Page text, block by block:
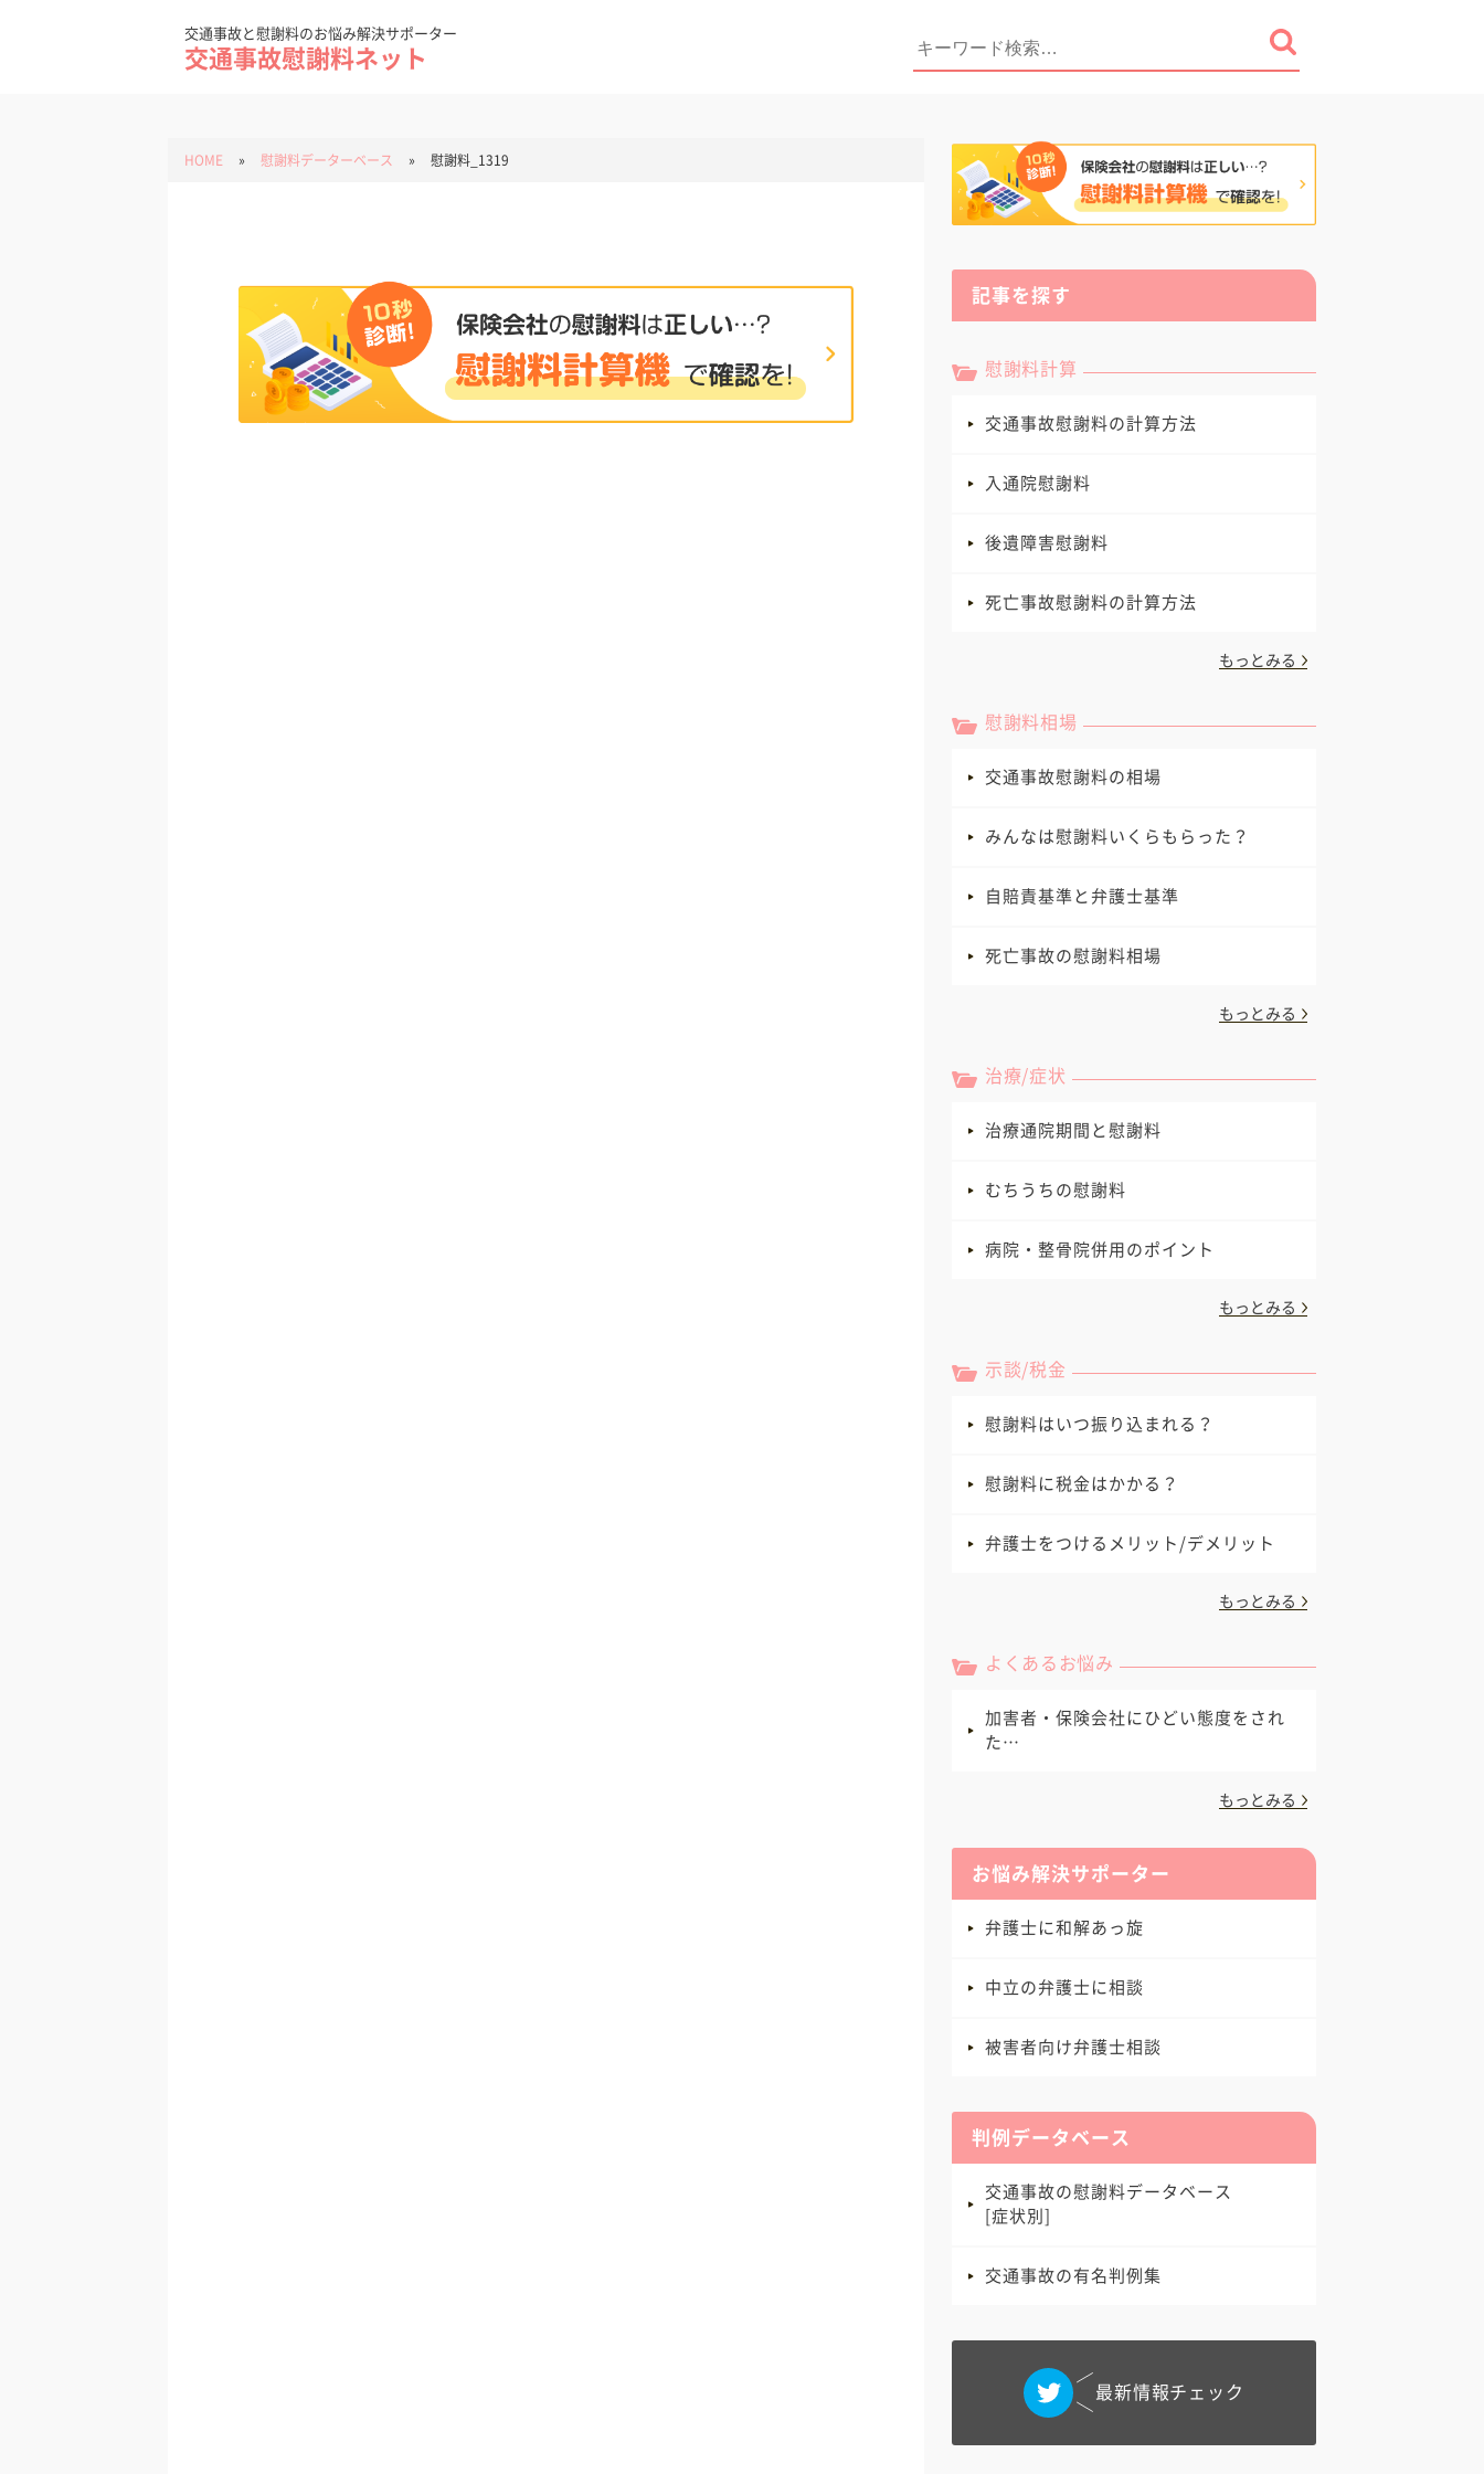
交通事故と慰謝料のお悩み解決サポーター
交通事故慰謝料ネット
HOME » 慰謝料データーベース » 慰謝料_1319
記事を探す
慰謝料計算
交通事故慰謝料の計算方法
入通院慰謝料
後遺障害慰謝料
死亡事故慰謝料の計算方法
もっとみる
慰謝料相場
交通事故慰謝料の相場
みんなは慰謝料いくらもらった？
自賠責基準と弁護士基準
死亡事故の慰謝料相場
もっとみる
治療/症状
治療通院期間と慰謝料
むちうちの慰謝料
病院・整骨院併用のポイント
もっとみる
示談/税金
慰謝料はいつ振り込まれる？
慰謝料に税金はかかる？
弁護士をつけるメリット/デメリット
もっとみる
よくあるお悩み
加害者・保険会社にひどい態度をされ
た…
もっとみる
お悩み解決サポーター
弁護士に和解あっ旋
中立の弁護士に相談
被害者向け弁護士相談
判例データベース
交通事故の慰謝料データベース
[症状別]
交通事故の有名判例集
最新情報チェック